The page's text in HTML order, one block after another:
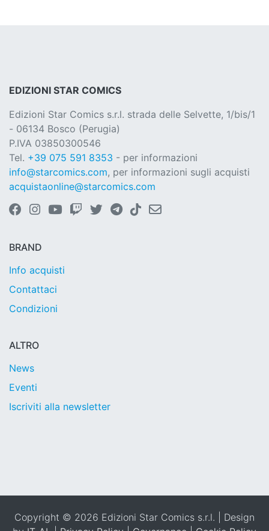
EDIZIONI STAR COMICS
Edizioni Star Comics s.r.l. strada delle Selvette, 1/bis/1
- 06134 Bosco (Perugia)
P.IVA 03850300546
Tel. +39 075 591 8353 - per informazioni
info@starcomics.com, per informazioni sugli acquisti
acquistaonline@starcomics.com
BRAND
Info acquisti
Contattaci
Condizioni
ALTRO
News
Eventi
Iscriviti alla newsletter
Copyright © 2026 Edizioni Star Comics s.r.l. | Design